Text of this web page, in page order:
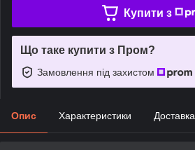
Купити з
Що таке купити з Пром?
Замовлення під захистом
Опис Характеристики Доставка